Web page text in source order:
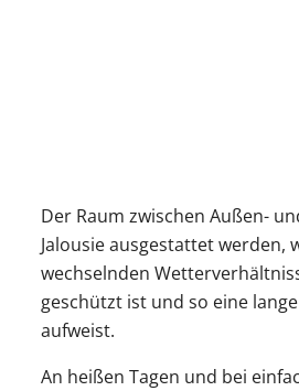
Der Raum zwischen Außen-
Jalousie ausgestattet werden,
wechselnden
geschützt ist und so eine
aufweist.
An heißen Tagen und bei